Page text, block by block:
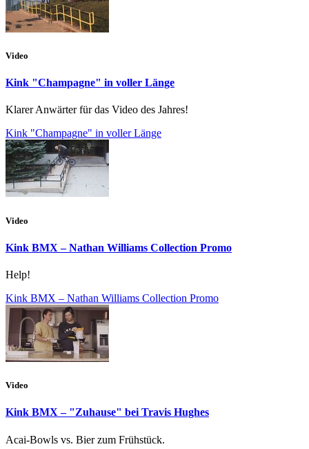
Video
Kink "Champagne" in voller Länge
Klarer Anwärter für das Video des Jahres!
Kink "Champagne" in voller Länge
Video
Kink BMX – Nathan Williams Collection Promo
Help!
Kink BMX – Nathan Williams Collection Promo
Video
Kink BMX – "Zuhause" bei Travis Hughes
Acai-Bowls vs. Bier zum Frühstück.